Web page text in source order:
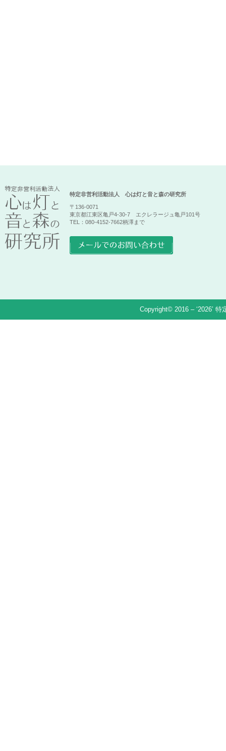
特定非営利活動法人 心は灯と音と森の研究所
〒136-0071
東京都江東区亀戸4-30-7 エクレラージュ亀戸101号
TEL：080-4152-7662柄澤まで
Copyright© 2016 – ‘2026’